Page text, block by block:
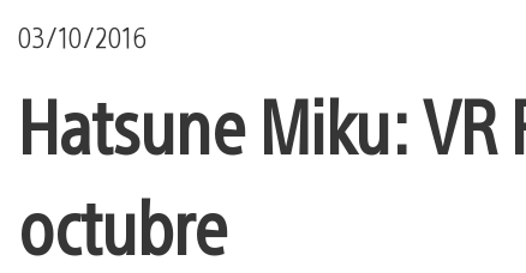
03/10/2016
Hatsune Miku: VR
octubre